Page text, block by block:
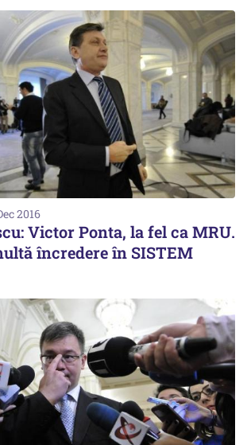
2016
Victor Ponta, la fel ca MRU.
încredere în SISTEM